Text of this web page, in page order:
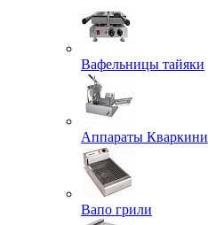
Вафельницы тайяки
Аппараты Кваркини
Вапо грили